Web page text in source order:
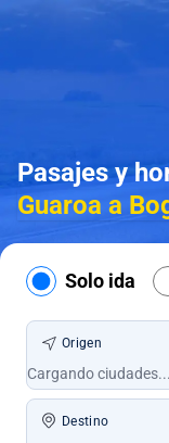
Pasajes y
Guaroa a
Solo ida
Origen
Destino